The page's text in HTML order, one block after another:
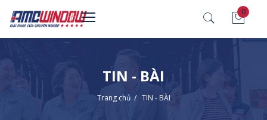
0
TIN - BÀI
Trang chủ / TIN - BÀI